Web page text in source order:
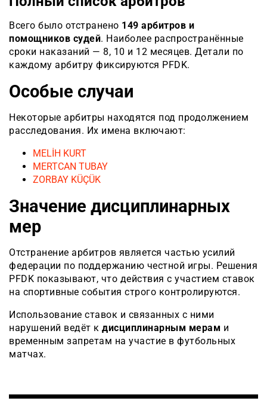
Всего было отстранено 149 арбитров и
помощников судей. Наиболее распространённые
сроки наказаний — 8, 10 и 12 месяцев. Детали по
каждому арбитру фиксируются PFDK.
Особые случаи
Некоторые арбитры находятся под продолжением
расследования. Их имена включают:
MELİH KURT
MERTCAN TUBAY
ZORBAY KÜÇÜK
Значение дисциплинарных
мер
Отстранение арбитров является частью усилий
федерации по поддержанию честной игры. Решения
PFDK показывают, что действия с участием ставок
на спортивные события строго контролируются.
Использование ставок и связанных с ними
нарушений ведёт к дисциплинарным мерам и
временным запретам на участие в футбольных
матчах.